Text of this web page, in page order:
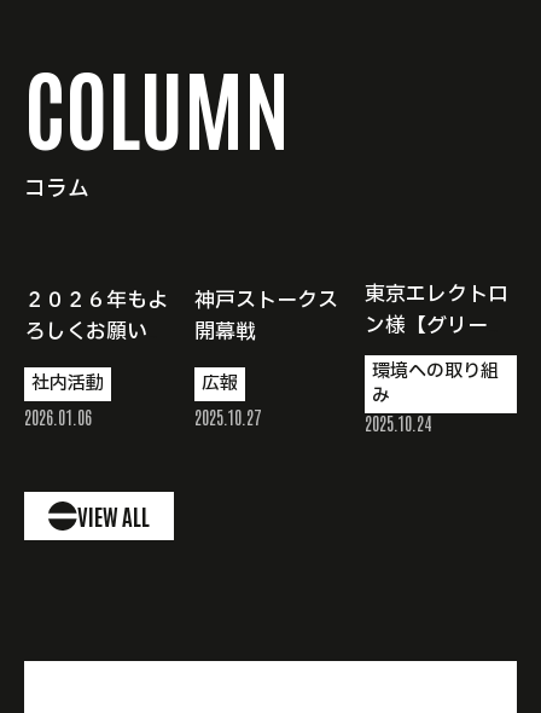
COLUMN
コラム
２０２６年もよ
ろしくお願いい
たします。
社内活動
2026.01.06
神戸ストークス
開幕戦
広報
2025.10.27
東京エレクトロ
ン様【グリーン
パートナー】認
定
環境への取り組
み
2025.10.24
VIEW ALL